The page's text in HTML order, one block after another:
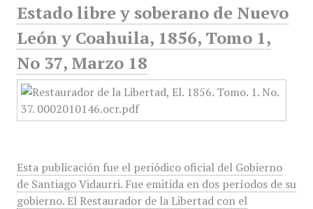
Estado libre y soberano de Nuevo
León y Coahuila, 1856, Tomo 1,
No 37, Marzo 18
Esta publicación fue el periódico oficial del Gobierno
de Santiago Vidaurri. Fue emitida en dos períodos de su
gobierno. El Restaurador de la Libertad con el